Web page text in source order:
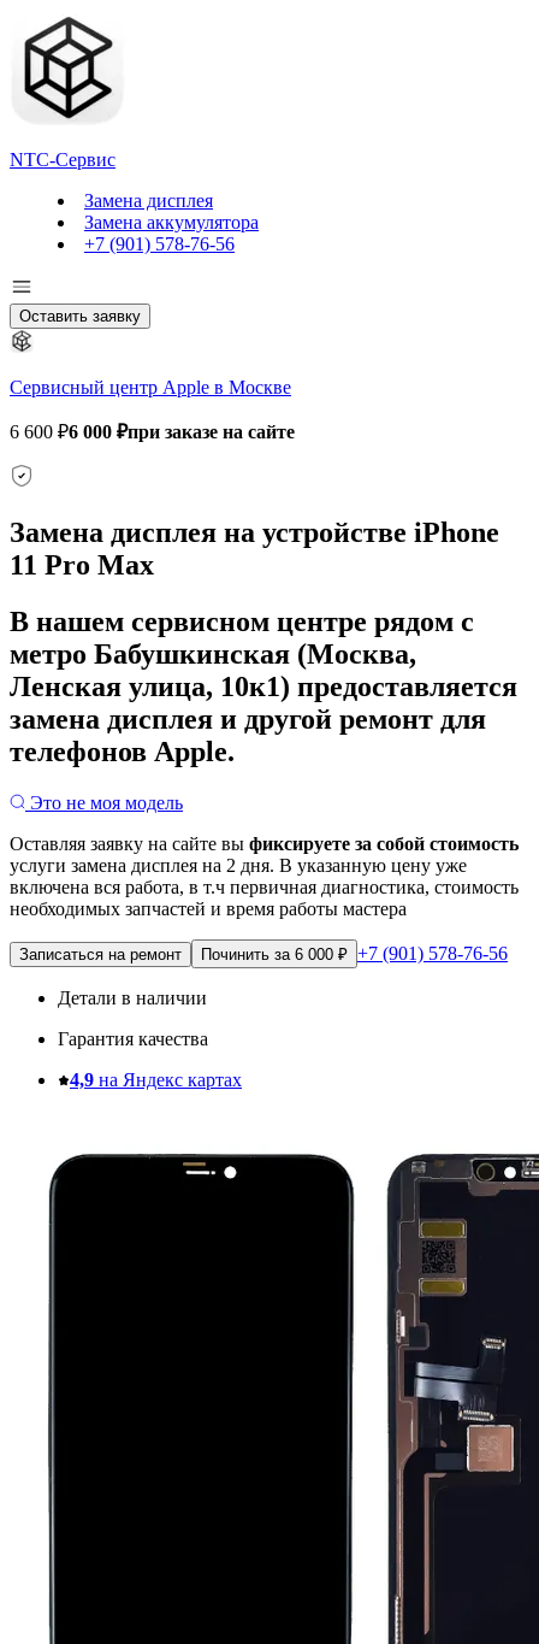
NTC-Сервис
Замена дисплея
Замена аккумулятора
+7 (901) 578-76-56
Оставить заявку
Сервисный центр Apple в Москве
6 600 ₽6 000 ₽при заказе на сайте
Замена дисплея на устройстве iPhone
11 Pro Max
В нашем сервисном центре рядом с
метро Бабушкинская (Москва,
Ленская улица, 10к1) предоставляется
замена дисплея и другой ремонт для
телефонов Apple.
Это не моя модель
Оставляя заявку на сайте вы фиксируете за собой стоимость
услуги замена дисплея на 2 дня. В указанную цену уже
включена вся работа, в т.ч первичная диагностика, стоимость
необходимых запчастей и время работы мастера
Записаться на ремонт Починить за 6 000 ₽ +7 (901) 578-76-56
Детали в наличии
Гарантия качества
4,9 на Яндекс картах